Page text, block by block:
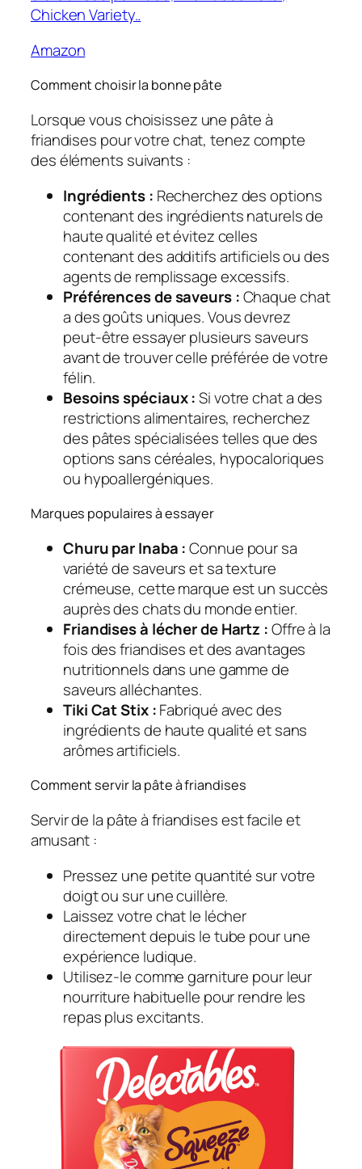
Chicken Variety..
Amazon
Comment choisir la bonne pâte
Lorsque vous choisissez une pâte à
friandises pour votre chat, tenez compte
des éléments suivants :
Ingrédients : Recherchez des options
contenant des ingrédients naturels de
haute qualité et évitez celles
contenant des additifs artificiels ou des
agents de remplissage excessifs.
Préférences de saveurs :Chaque chat
a des goûts uniques. Vous devrez
peut-être essayer plusieurs saveurs
avant de trouver celle préférée de votre
félin.
Besoins spéciaux :Si votre chat a des
restrictions alimentaires, recherchez
des pâtes spécialisées telles que des
options sans céréales, hypocaloriques
ou hypoallergéniques.
Marques populaires à essayer
Churu par Inaba :Connue pour sa
variété de saveurs et sa texture
crémeuse, cette marque est un succès
auprès des chats du monde entier.
Friandises à lécher de Hartz :Offre à la
fois des friandises et des avantages
nutritionnels dans une gamme de
saveurs alléchantes.
Tiki Cat Stix :Fabriqué avec des
ingrédients de haute qualité et sans
arômes artificiels.
Comment servir la pâte à friandises
Servir de la pâte à friandises est facile et
amusant :
Pressez une petite quantité sur votre
doigt ou sur une cuillère.
Laissez votre chat le lécher
directement depuis le tube pour une
expérience ludique.
Utilisez-le comme garniture pour leur
nourriture habituelle pour rendre les
repas plus excitants.